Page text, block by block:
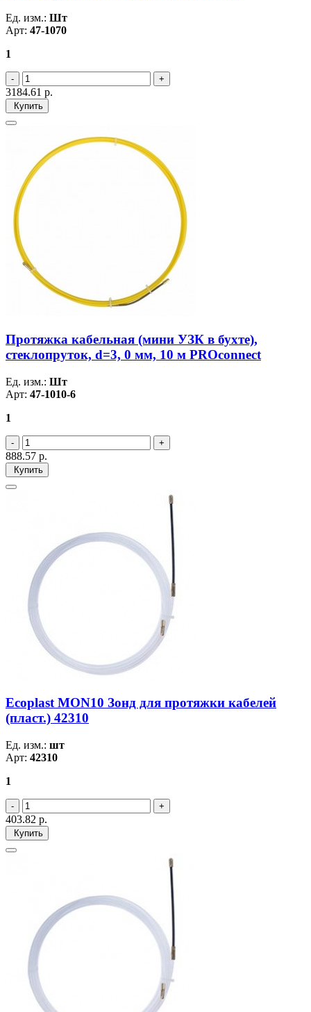
Ед. изм.: Шт
Арт: 47-1070
1
3184.61 р.
Купить
Протяжка кабельная (мини УЗК в бухте),
стеклопруток, d=3, 0 мм, 10 м PROconnect
Ед. изм.: Шт
Арт: 47-1010-6
1
888.57 р.
Купить
Ecoplast MON10 Зонд для протяжки кабелей
(пласт.) 42310
Ед. изм.: шт
Арт: 42310
1
403.82 р.
Купить